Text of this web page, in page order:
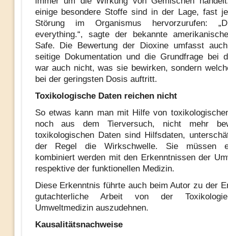
einige besondere Stoffe sind in der Lage, fast
Störung im Organismus hervorzurufen:
everything.“, sagte der bekannte
Safe. Die Bewertung der Dioxine umfasst
seitige Dokumentation und die Grundfrage bei
war auch nicht, was sie bewirken, sondern
bei der geringsten Dosis auftritt.
Toxikologische Daten reichen nicht
So etwas kann man mit Hilfe von
noch aus dem Tierversuch, nicht mehr
toxikologischen Daten sind Hilfsdaten,
der Regel die Wirkschwelle. Sie müssen
kombiniert werden mit den Erkenntnissen der
respektive der funktionellen Medizin.
Diese Erkenntnis führte auch beim Autor zu der
gutachterliche Arbeit von der
Umweltmedizin auszudehnen.
Kausalitätsnachweise